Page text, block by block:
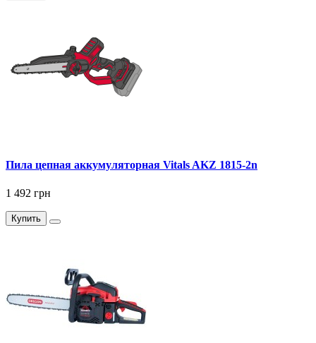
Пила цепная аккумуляторная Vitals AKZ 1815-2n
1 492 грн
Купить